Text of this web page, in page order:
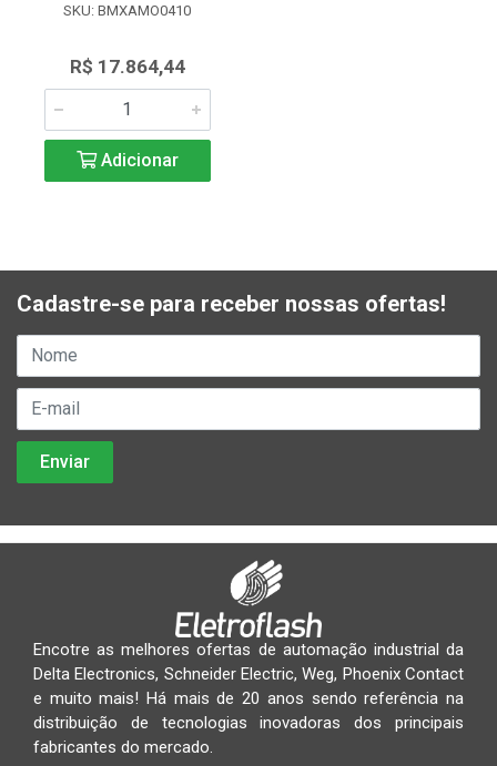
SKU: BMXAMO0410
R$ 17.864,44
Adicionar
Cadastre-se para receber nossas ofertas!
Encotre as melhores ofertas de automação industrial da
Delta Electronics, Schneider Electric, Weg, Phoenix Contact
e muito mais! Há mais de 20 anos sendo referência na
distribuição de tecnologias inovadoras dos principais
fabricantes do mercado.